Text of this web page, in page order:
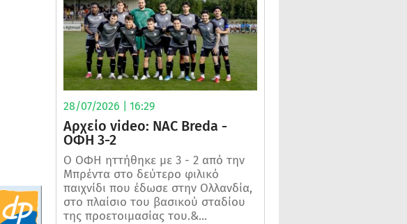
28/07/2026 | 16:29
Αρχείο video: NAC Breda -
ΟΦΗ 3-2
Ο ΟΦΗ ηττήθηκε με 3 - 2 από την
Μπρέντα στο δεύτερο φιλικό
παιχνίδι που έδωσε στην Ολλανδία,
στο πλαίσιο του βασικού σταδίου
της προετοιμασίας του.&...